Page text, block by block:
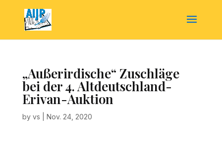
„Außerirdische“ Zuschläge
bei der 4. Altdeutschland-
Erivan-Auktion
by vs Nov. 24, 2020